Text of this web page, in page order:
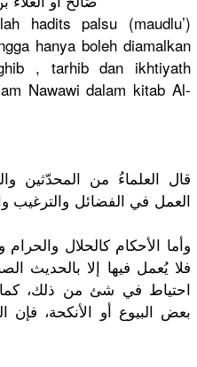
hadits palsu (maudlu’)
hanya boleh diamalkan
, tarhib dan ikhtiyath
Nawawi dalam kitab Al-
قال العلماءُ من المحدّثين
العمل في الفضائل والترغيب
وأما الأحكام كالحلال والحرام
فلا يُعمل فيها إلا بالحديث
احتياط في شئ من ذلك،
بعض البيوع أو الأنكحة،